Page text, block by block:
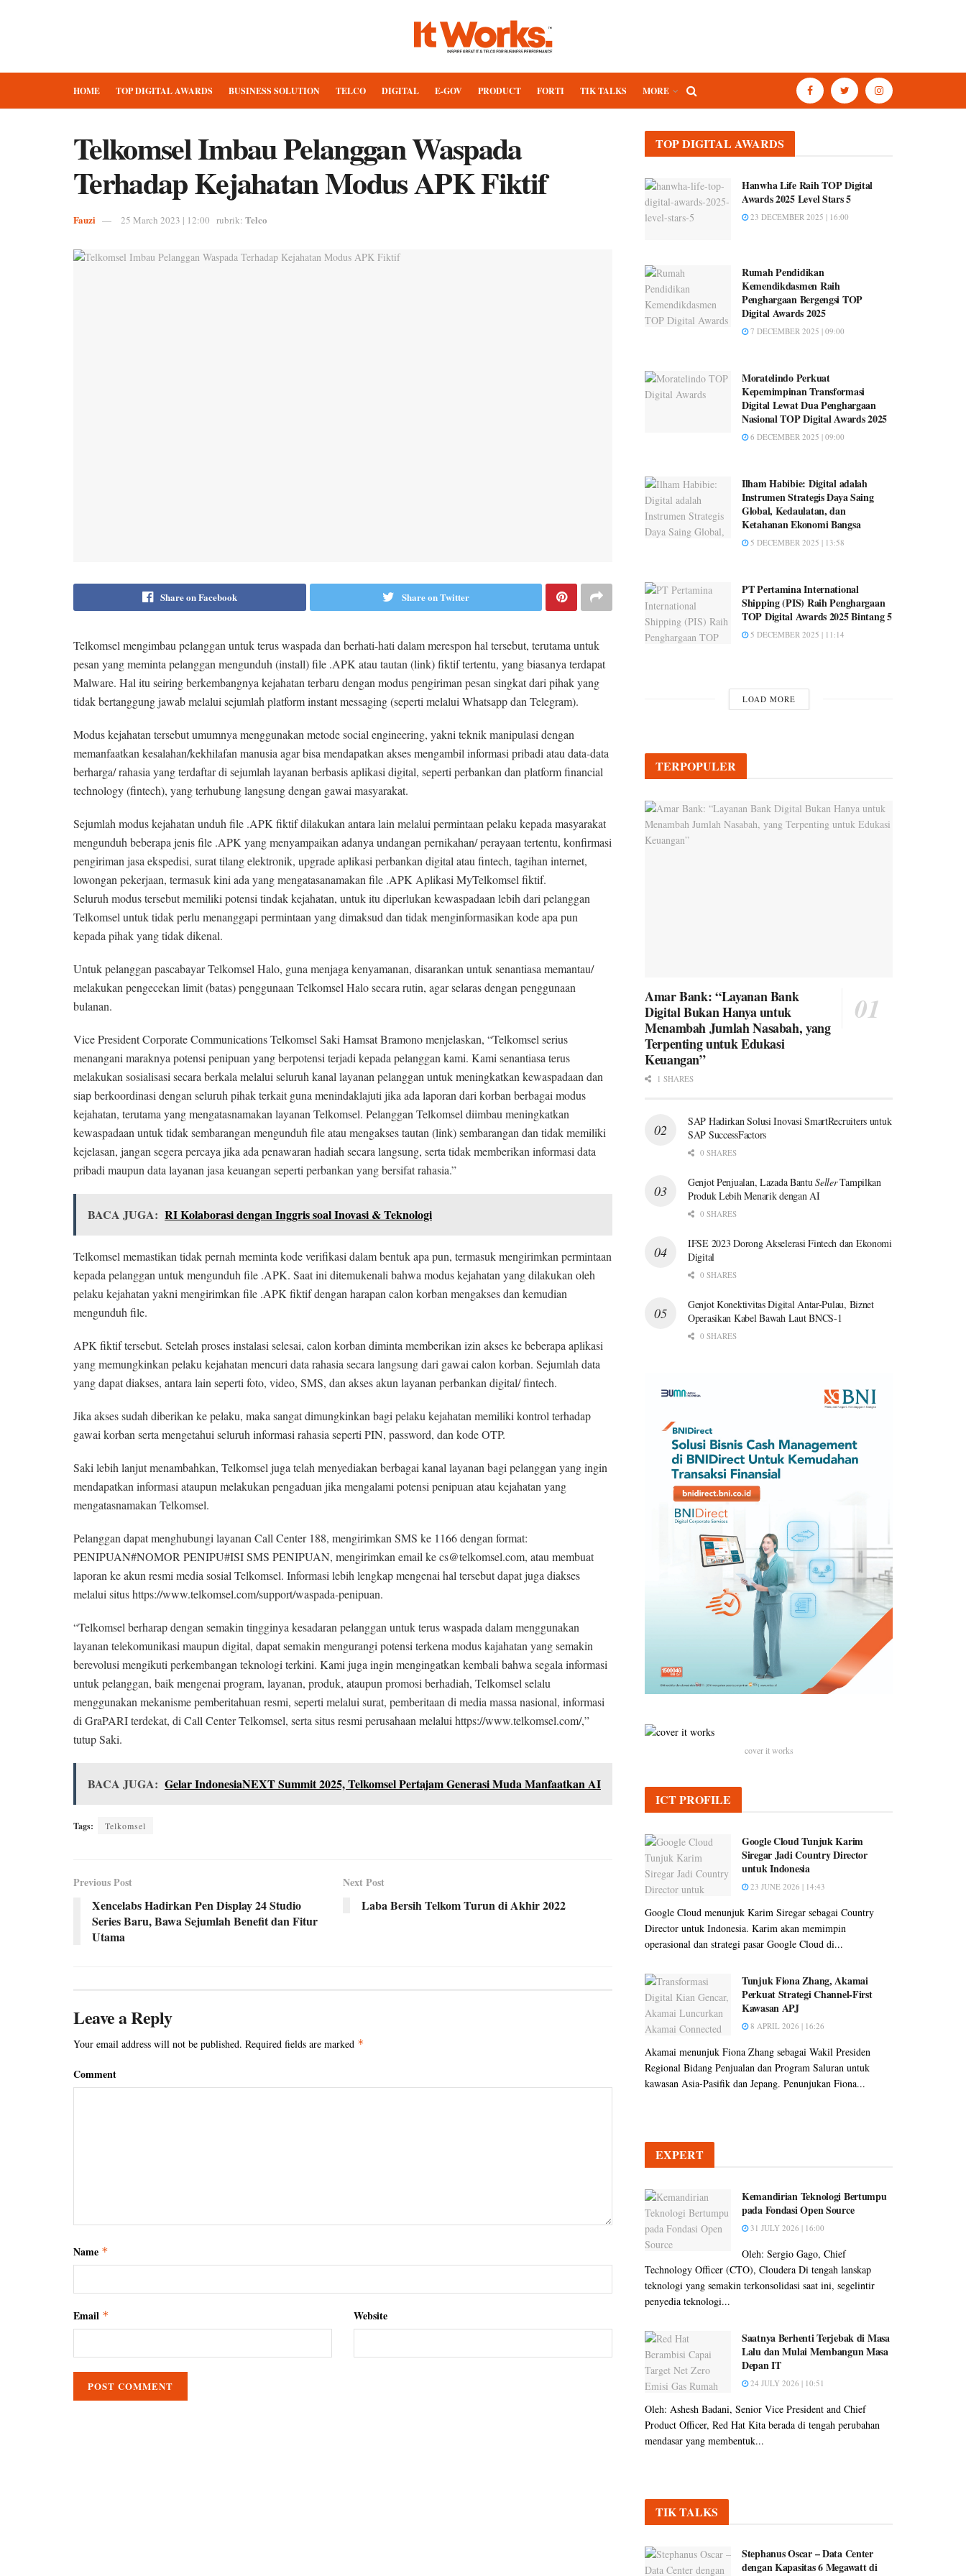
HOME TOP DIGITAL AWARDS BUSINESS SOLUTION TELCO DIGITAL E-GOV PRODUCT FORTI TIK TALKS MORE
Telkomsel Imbau Pelanggan Waspada
Terhadap Kejahatan Modus APK Fiktif
Fauzi 25 March 2023 | 12:00 rubrik: Telco
Share on Facebook Share on Twitter
Telkomsel mengimbau pelanggan untuk terus waspada dan berhati-hati dalam merespon hal tersebut, terutama untuk
pesan yang meminta pelanggan mengunduh (install) file .APK atau tautan (link) fiktif tertentu, yang biasanya terdapat
Malware. Hal itu seiring berkembangnya kejahatan terbaru dengan modus pengiriman pesan singkat dari pihak yang
tidak bertanggung jawab melalui sejumlah platform instant messaging (seperti melalui Whatsapp dan Telegram).
Modus kejahatan tersebut umumnya menggunakan metode social engineering, yakni teknik manipulasi dengan
memanfaatkan kesalahan/kekhilafan manusia agar bisa mendapatkan akses mengambil informasi pribadi atau data-data
berharga/ rahasia yang terdaftar di sejumlah layanan berbasis aplikasi digital, seperti perbankan dan platform financial
technology (fintech), yang terhubung langsung dengan gawai masyarakat.
Sejumlah modus kejahatan unduh file .APK fiktif dilakukan antara lain melalui permintaan pelaku kepada masyarakat
mengunduh beberapa jenis file .APK yang menyampaikan adanya undangan pernikahan/ perayaan tertentu, konfirmasi
pengiriman jasa ekspedisi, surat tilang elektronik, upgrade aplikasi perbankan digital atau fintech, tagihan internet,
lowongan pekerjaan, termasuk kini ada yang mengatasanamakan file .APK Aplikasi MyTelkomsel fiktif.
Seluruh modus tersebut memiliki potensi tindak kejahatan, untuk itu diperlukan kewaspadaan lebih dari pelanggan
Telkomsel untuk tidak perlu menanggapi permintaan yang dimaksud dan tidak menginformasikan kode apa pun
kepada pihak yang tidak dikenal.
Untuk pelanggan pascabayar Telkomsel Halo, guna menjaga kenyamanan, disarankan untuk senantiasa memantau/
melakukan pengecekan limit (batas) penggunaan Telkomsel Halo secara rutin, agar selaras dengan penggunaan
bulanan.
Vice President Corporate Communications Telkomsel Saki Hamsat Bramono menjelaskan, “Telkomsel serius
menangani maraknya potensi penipuan yang berpotensi terjadi kepada pelanggan kami. Kami senantiasa terus
melakukan sosialisasi secara berkala melalui seluruh kanal layanan pelanggan untuk meningkatkan kewaspadaan dan
siap berkoordinasi dengan seluruh pihak terkait guna menindaklajuti jika ada laporan dari korban berbagai modus
kejahatan, terutama yang mengatasnamakan layanan Telkomsel. Pelanggan Telkomsel diimbau meningkatkan
kewaspadaan untuk tidak sembarangan mengunduh file atau mengakses tautan (link) sembarangan dan tidak memiliki
kejelasan, jangan segera percaya jika ada penawaran hadiah secara langsung, serta tidak memberikan informasi data
pribadi maupun data layanan jasa keuangan seperti perbankan yang bersifat rahasia.”
BACA JUGA: RI Kolaborasi dengan Inggris soal Inovasi & Teknologi
Telkomsel memastikan tidak pernah meminta kode verifikasi dalam bentuk apa pun, termasuk mengirimkan permintaan
kepada pelanggan untuk mengunduh file .APK. Saat ini ditemukenali bahwa modus kejahatan yang dilakukan oleh
pelaku kejahatan yakni mengirimkan file .APK fiktif dengan harapan calon korban mengakses dan kemudian
mengunduh file.
APK fiktif tersebut. Setelah proses instalasi selesai, calon korban diminta memberikan izin akses ke beberapa aplikasi
yang memungkinkan pelaku kejahatan mencuri data rahasia secara langsung dari gawai calon korban. Sejumlah data
yang dapat diakses, antara lain seperti foto, video, SMS, dan akses akun layanan perbankan digital/ fintech.
Jika akses sudah diberikan ke pelaku, maka sangat dimungkinkan bagi pelaku kejahatan memiliki kontrol terhadap
gawai korban serta mengetahui seluruh informasi rahasia seperti PIN, password, dan kode OTP.
Saki lebih lanjut menambahkan, Telkomsel juga telah menyediakan berbagai kanal layanan bagi pelanggan yang ingin
mendapatkan informasi ataupun melakukan pengaduan jika mengalami potensi penipuan atau kejahatan yang
mengatasnamakan Telkomsel.
Pelanggan dapat menghubungi layanan Call Center 188, mengirimkan SMS ke 1166 dengan format:
PENIPUAN#NOMOR PENIPU#ISI SMS PENIPUAN, mengirimkan email ke cs@telkomsel.com, atau membuat
laporan ke akun resmi media sosial Telkomsel. Informasi lebih lengkap mengenai hal tersebut dapat juga diakses
melalui situs https://www.telkomsel.com/support/waspada-penipuan.
“Telkomsel berharap dengan semakin tingginya kesadaran pelanggan untuk terus waspada dalam menggunakan
layanan telekomunikasi maupun digital, dapat semakin mengurangi potensi terkena modus kajahatan yang semakin
berevolusi mengikuti perkembangan teknologi terkini. Kami juga ingin mengingatkan kembali bahwa segala informasi
untuk pelanggan, baik mengenai program, layanan, produk, ataupun promosi berhadiah, Telkomsel selalu
menggunakan mekanisme pemberitahuan resmi, seperti melalui surat, pemberitaan di media massa nasional, informasi
di GraPARI terdekat, di Call Center Telkomsel, serta situs resmi perusahaan melalui https://www.telkomsel.com/,”
tutup Saki.
BACA JUGA: Gelar IndonesiaNEXT Summit 2025, Telkomsel Pertajam Generasi Muda Manfaatkan AI
Tags: Telkomsel
Previous Post
Xencelabs Hadirkan Pen Display 24 Studio
Series Baru, Bawa Sejumlah Benefit dan Fitur
Utama
Next Post
Laba Bersih Telkom Turun di Akhir 2022
Leave a Reply
Your email address will not be published. Required fields are marked *
Comment
Name *
Email * Website
TOP DIGITAL AWARDS
Hanwha Life Raih TOP Digital
Awards 2025 Level Stars 5
23 DECEMBER 2025 | 16:00
Rumah Pendidikan
Kemendikdasmen Raih
Penghargaan Bergengsi TOP
Digital Awards 2025
7 DECEMBER 2025 | 09:00
Moratelindo Perkuat
Kepemimpinan Transformasi
Digital Lewat Dua Penghargaan
Nasional TOP Digital Awards 2025
6 DECEMBER 2025 | 09:00
Ilham Habibie: Digital adalah
Instrumen Strategis Daya Saing
Global, Kedaulatan, dan
Ketahanan Ekonomi Bangsa
5 DECEMBER 2025 | 13:58
PT Pertamina International
Shipping (PIS) Raih Penghargaan
TOP Digital Awards 2025 Bintang 5
5 DECEMBER 2025 | 11:14
LOAD MORE
TERPOPULER
Amar Bank: “Layanan Bank
Digital Bukan Hanya untuk
Menambah Jumlah Nasabah, yang
Terpenting untuk Edukasi
Keuangan”
1 SHARES
SAP Hadirkan Solusi Inovasi SmartRecruiters untuk
SAP SuccessFactors
0 SHARES
Genjot Penjualan, Lazada BantuSellerTampilkan
Produk Lebih Menarik dengan AI
0 SHARES
IFSE 2023 Dorong Akselerasi Fintech dan Ekonomi
Digital
0 SHARES
Genjot Konektivitas Digital Antar-Pulau, Biznet
Operasikan Kabel Bawah Laut BNCS-1
0 SHARES
cover it works
ICT PROFILE
Google Cloud Tunjuk Karim
Siregar Jadi Country Director
untuk Indonesia
23 JUNE 2026 | 14:43
Google Cloud menunjuk Karim Siregar sebagai Country
Director untuk Indonesia. Karim akan memimpin
operasional dan strategi pasar Google Cloud di...
Tunjuk Fiona Zhang, Akamai
Perkuat Strategi Channel-First
Kawasan APJ
8 APRIL 2026 | 16:26
Akamai menunjuk Fiona Zhang sebagai Wakil Presiden
Regional Bidang Penjualan dan Program Saluran untuk
kawasan Asia-Pasifik dan Jepang. Penunjukan Fiona...
EXPERT
Kemandirian Teknologi Bertumpu
pada Fondasi Open Source
31 JULY 2026 | 16:00
Oleh: Sergio Gago, Chief
Technology Officer (CTO), Cloudera Di tengah lanskap
teknologi yang semakin terkonsolidasi saat ini, segelintir
penyedia teknologi...
Saatnya Berhenti Terjebak di Masa
Lalu dan Mulai Membangun Masa
Depan IT
24 JULY 2026 | 10:51
Oleh: Ashesh Badani, Senior Vice President and Chief
Product Officer, Red Hat Kita berada di tengah perubahan
mendasar yang membentuk...
TIK TALKS
Stephanus Oscar – Data Center
dengan Kapasitas 6 Megawatt di